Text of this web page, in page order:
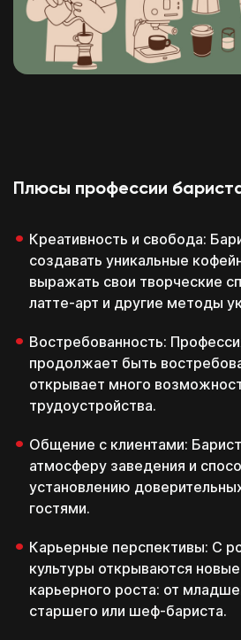
Плюсы профессии
Креативность и свобода:
создавать уникальные
выражать свои творческие
латте-арт и другие методы
Востребованность:
продолжает быть
открывает много
трудоустройства.
Общение с клиентами:
атмосферу заведения и
установлению
гостями.
Карьерные перспективы: С
культуры открываются
карьерного роста: от
старшего или шеф-бариста.